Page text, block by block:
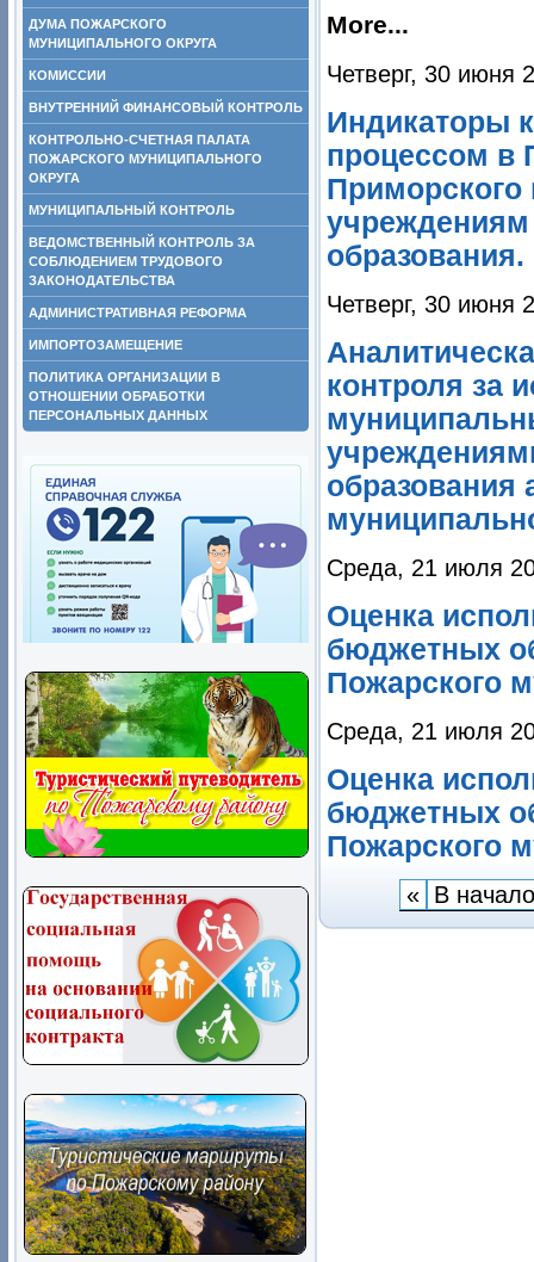
ДУМА ПОЖАРСКОГО
МУНИЦИПАЛЬНОГО ОКРУГА
КОМИССИИ
ВНУТРЕННИЙ ФИНАНСОВЫЙ КОНТРОЛЬ
КОНТРОЛЬНО-СЧЕТНАЯ ПАЛАТА
ПОЖАРСКОГО МУНИЦИПАЛЬНОГО
ОКРУГА
МУНИЦИПАЛЬНЫЙ КОНТРОЛЬ
ВЕДОМСТВЕННЫЙ КОНТРОЛЬ ЗА
СОБЛЮДЕНИЕМ ТРУДОВОГО
ЗАКОНОДАТЕЛЬСТВА
АДМИНИСТРАТИВНАЯ РЕФОРМА
ИМПОРТОЗАМЕЩЕНИЕ
ПОЛИТИКА ОРГАНИЗАЦИИ В
ОТНОШЕНИИ ОБРАБОТКИ
ПЕРСОНАЛЬНЫХ ДАННЫХ
More...
Четверг, 30 июня
Индикаторы
процессом в
Приморского
образования.
Четверг, 30 июня
контроля за
образования
Среда, 21 июля
Оценка
бюджетных
Пожарского
Среда, 21 июля
Оценка
бюджетных
Пожарского
« В начало